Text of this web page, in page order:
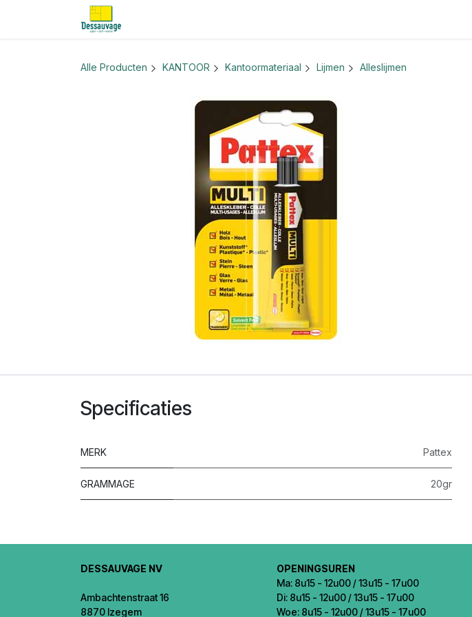
Overslaan naar inhoud
Alle Producten KANTOOR Kantoormateriaal Lijmen Alleslijmen
Specificaties
MERK Pattex
GRAMMAGE 20gr
DESSAUVAGE NV
Ambachtenstraat 16
8870 Izegem
OPENINGSUREN
Ma: 8u15 - 12u00 / 13u15 - 17u00
Di: 8u15 - 12u00 / 13u15 - 17u00
Woe: 8u15 - 12u00 / 13u15 - 17u00